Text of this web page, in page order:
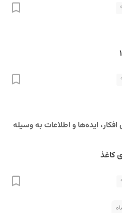
ایده‌ها و اطلاعات به وسیله
کاغذ